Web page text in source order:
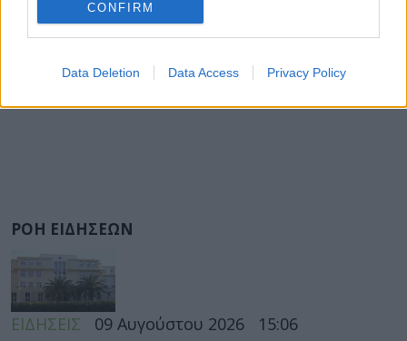
CONFIRM
Data Deletion Data Access Privacy Policy
ΡΟΗ ΕΙΔΗΣΕΩΝ
ΕΙΔΗΣΕΙΣ 09 Αυγούστου 2026 15:06